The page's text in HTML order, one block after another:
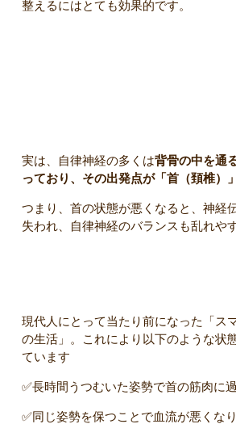
整えるにはとても効果的です。
実は、自律神経の多くは背骨の中を通
っており、その出発点が「首（頚椎）
つまり、首の状態が悪くなると、神経
失われ、自律神経のバランスも乱れや
現代人にとって当たり前になった「ス
の生活」。これにより以下のような状
ています
✅️長時間うつむいた姿勢で首の筋肉に
✅️同じ姿勢を保つことで血流が悪くな